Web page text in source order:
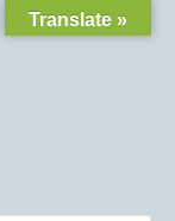
Translate »